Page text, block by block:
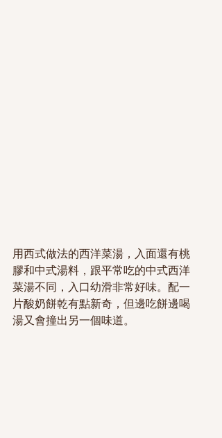
用西式做法的西洋菜湯，入面還有桃
膠和中式湯料，跟平常吃的中式西洋
菜湯不同，入口幼滑非常好味。配一
片酸奶餅乾有點新奇，但邊吃餅邊喝
湯又會撞出另一個味道。